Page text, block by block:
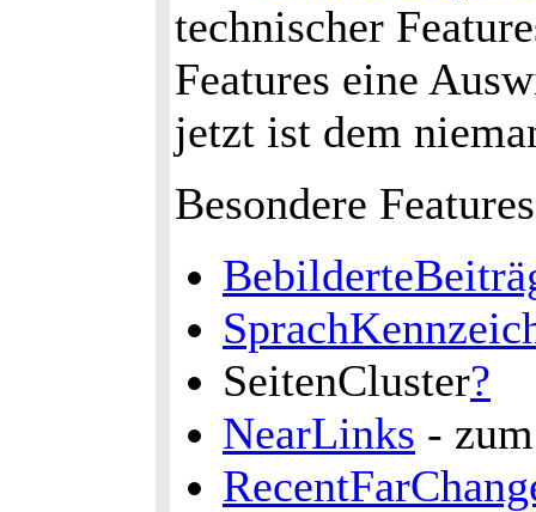
technischer
Features eine
jetzt ist dem
Besondere
SeitenCluster?
NearLinks -